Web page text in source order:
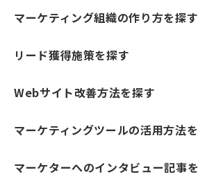
マーケティング組織の作り方を探す
リード獲得施策を探す
Webサイト改善方法を探す
マーケティングツールの活用方法
マーケターへのインタビュー記事